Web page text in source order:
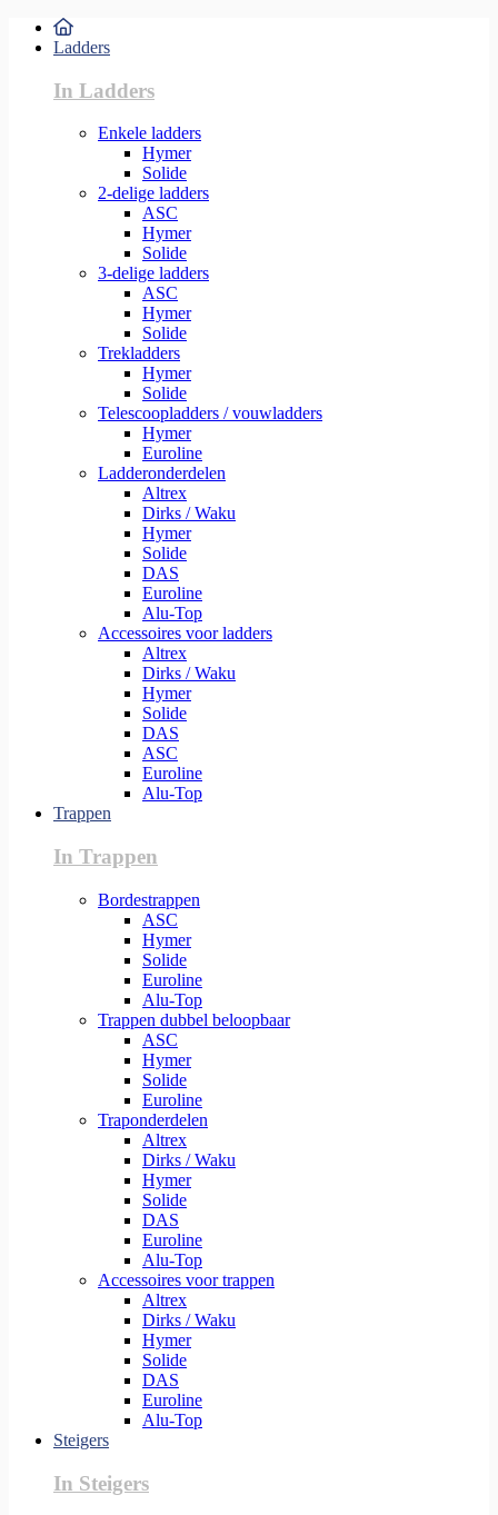
Ladders
In Ladders
Enkele ladders
Hymer
Solide
2-delige ladders
ASC
Hymer
Solide
3-delige ladders
ASC
Hymer
Solide
Trekladders
Hymer
Solide
Telescoopladders / vouwladders
Hymer
Euroline
Ladderonderdelen
Altrex
Dirks / Waku
Hymer
Solide
DAS
Euroline
Alu-Top
Accessoires voor ladders
Altrex
Dirks / Waku
Hymer
Solide
DAS
ASC
Euroline
Alu-Top
Trappen
In Trappen
Bordestrappen
ASC
Hymer
Solide
Euroline
Alu-Top
Trappen dubbel beloopbaar
ASC
Hymer
Solide
Euroline
Traponderdelen
Altrex
Dirks / Waku
Hymer
Solide
DAS
Euroline
Alu-Top
Accessoires voor trappen
Altrex
Dirks / Waku
Hymer
Solide
DAS
Euroline
Alu-Top
Steigers
In Steigers